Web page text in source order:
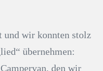
und wir konnten stolz
übernehmen:
den wir